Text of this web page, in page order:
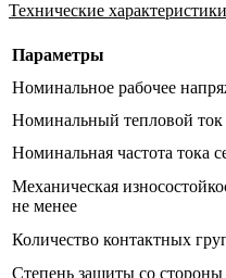
Технические
Параметры
Номинальное рабочее
Номинальный тепловой ток
Номинальная частота тока
Механическая
не менее
Количество контактных
Степень защиты со стороны